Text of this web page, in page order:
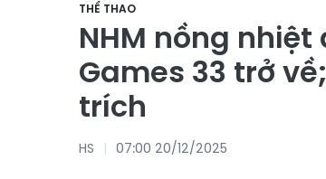
THỂ THAO
NHM nồng
Games 33 trở
trích
HS 07:00 20/12/2025